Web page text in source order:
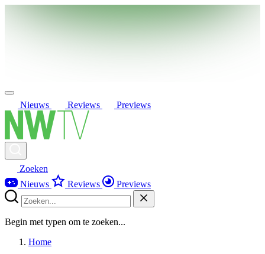
Nieuws Reviews Previews
Zoeken
Nieuws
Reviews Previews
Begin met typen om te zoeken...
Home